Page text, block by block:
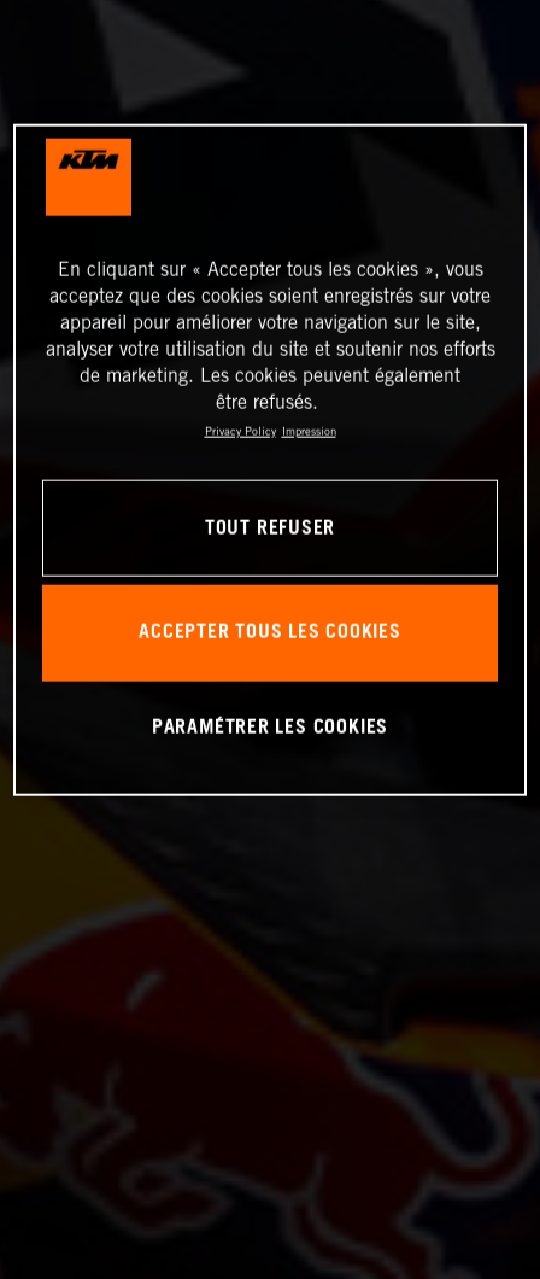
En cliquant sur « Accepter tous les cookies », vous
acceptez que des cookies soient enregistrés sur votre
appareil pour améliorer votre navigation sur le site,
analyser votre utilisation du site et soutenir nos efforts
de marketing. Les cookies peuvent également
être refusés.
Privacy Policy Impression
TOUT REFUSER
ACCEPTER TOUS LES COOKIES
PARAMÉTRER LES COOKIES